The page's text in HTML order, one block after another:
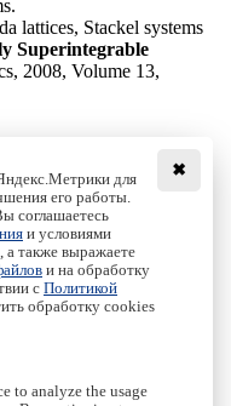
lattices, Stackel systems
Superintegrable
2008, Volume 13,
website
2005 - 2026
✖
для
его работы.
соглашаетесь
и условиями
, а также выражаете
и на обработку
с Политикой
обработку cookies
to analyze the usage